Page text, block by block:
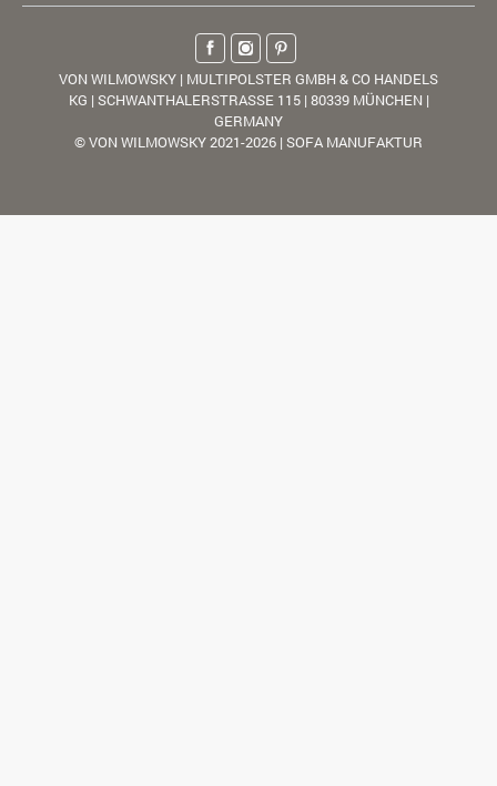
VON WILMOWSKY | MULTIPOLSTER GMBH & CO HANDELS
KG | SCHWANTHALERSTRASSE 115 | 80339 MÜNCHEN |
GERMANY
© VON WILMOWSKY 2021-2026 | SOFA MANUFAKTUR